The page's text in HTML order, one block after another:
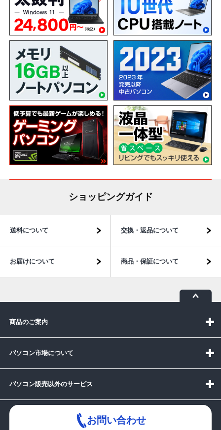
ショッピングガイド
送料について 交換・返品について
お届けについて 商品・保証について
商品のご案内
パソコン市場について
パソコン販売以外のサービス
お問い合わせ